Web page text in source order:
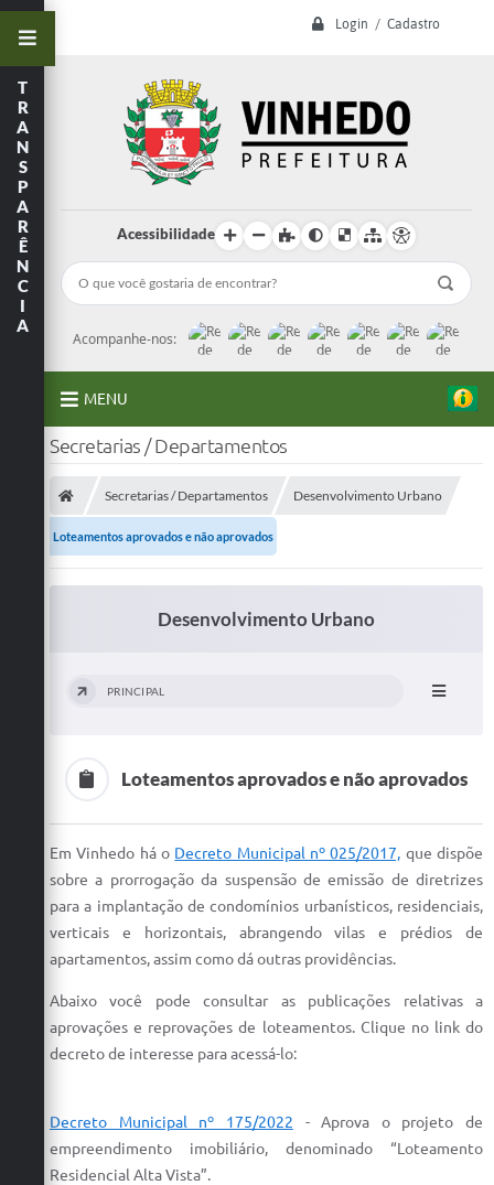
Login / Cadastro
Acessibilidade
Acompanhe-nos:
MENU
A Prefeitura
Secretarias
Telefones
Licitações
Tributos Online
Transporte Coletivo Municipal (Horários e
Itinerários)
Normas e Legislação
Defesa Civil
Convênios Terceiro Setor
Poupatempo
T
R
A
N
S
P
A
R
Ê
N
C
I
A
Secretarias / Departamentos
Secretarias / Departamentos Desenvolvimento Urbano
Loteamentos aprovados e não aprovados
Desenvolvimento Urbano
PRINCIPAL
Loteamentos aprovados e não aprovados
Em Vinhedo há o Decreto Municipal nº 025/2017, que dispõe
sobre a prorrogação da suspensão de emissão de diretrizes
para a implantação de condomínios urbanísticos, residenciais,
verticais e horizontais, abrangendo vilas e prédios de
apartamentos, assim como dá outras providências.
Abaixo você pode consultar as publicações relativas a
aprovações e reprovações de loteamentos. Clique no link do
decreto de interesse para acessá-lo:
Decreto Municipal nº 175/2022 -Aprova o projeto de
empreendimento imobiliário, denominado “Loteamento
Residencial Alta Vista”.